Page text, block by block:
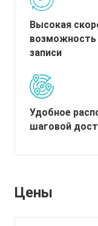
Высокая
возможность
записи
Удобное
шаговой
Цены